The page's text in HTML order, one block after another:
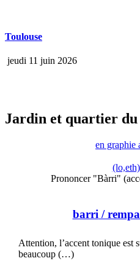
Toulouse
jeudi 11 juin 2026
Jardin et quartier
en graphie
Prononcer "Bàrri"
barri /
Attention, l’accent tonique
beaucoup (…)